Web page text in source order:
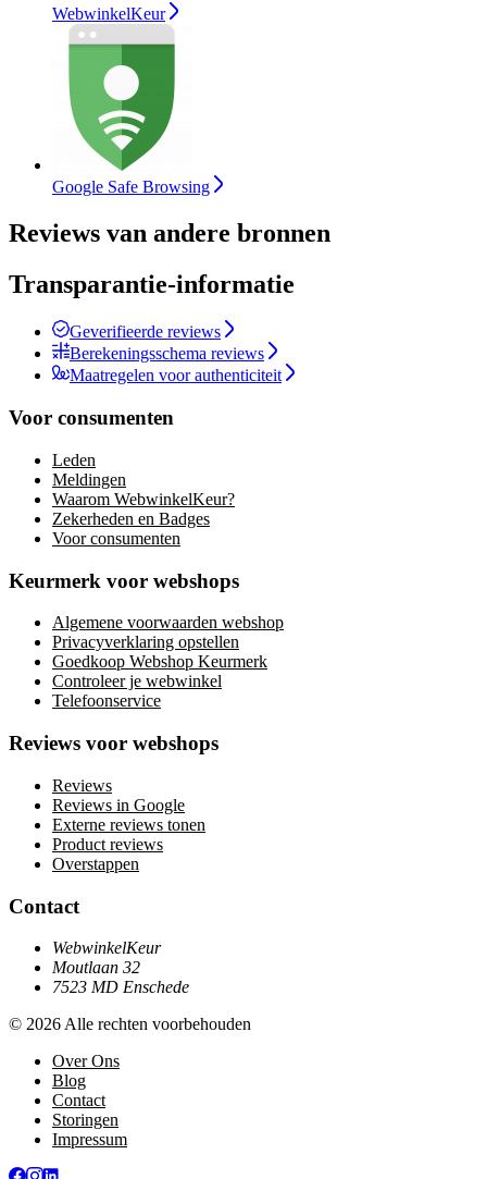
WebwinkelKeur
Google Safe Browsing
Reviews van andere bronnen
Transparantie-informatie
Geverifieerde reviews
Berekeningsschema reviews
Maatregelen voor authenticiteit
Voor consumenten
Leden
Meldingen
Waarom WebwinkelKeur?
Zekerheden en Badges
Voor consumenten
Keurmerk voor webshops
Algemene voorwaarden webshop
Privacyverklaring opstellen
Goedkoop Webshop Keurmerk
Controleer je webwinkel
Telefoonservice
Reviews voor webshops
Reviews
Reviews in Google
Externe reviews tonen
Product reviews
Overstappen
Contact
WebwinkelKeur
Moutlaan 32
7523 MD Enschede
© 2026 Alle rechten voorbehouden
Over Ons
Blog
Contact
Storingen
Impressum